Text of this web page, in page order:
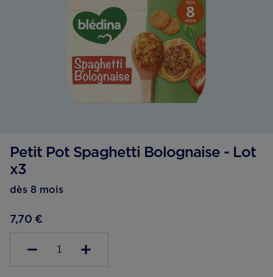
Petit Pot Spaghetti Bolognaise - Lot
x3
dès 8 mois
7,70 €
1